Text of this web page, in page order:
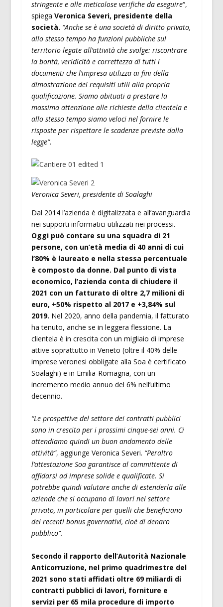
stringente e alle meticolose verifiche da eseguire“,
spiega Veronica Severi, presidente della
società. “Anche se è una società di diritto privato,
allo stesso tempo ha funzioni pubbliche sul
territorio legate all’attività che svolge: riscontrare
la bontà, veridicità e correttezza di tutti i
documenti che l’impresa utilizza ai fini della
dimostrazione dei requisiti utili alla propria
qualificazione. Siamo abituati a prestare la
massima attenzione alle richieste della clientela e
allo stesso tempo siamo veloci nel fornire le
risposte per rispettare le scadenze previste dalla
legge”.
Veronica Severi, presidente di Soalaghi
Dal 2014 l’azienda è digitalizzata e all’avanguardia
nei supporti informatici utilizzati nei processi.
Oggi può contare su una squadra di 21
persone, con un’età media di 40 anni di cui
l’80% è laureato e nella stessa percentuale
è composto da donne. Dal punto di vista
economico, l’azienda conta di chiudere il
2021 con un fatturato di oltre 2,7 milioni di
euro, +50% rispetto al 2017 e +3,84% sul
2019. Nel 2020, anno della pandemia, il fatturato
ha tenuto, anche se in leggera flessione. La
clientela è in crescita con un migliaio di imprese
attive soprattutto in Veneto (oltre il 40% delle
imprese veronesi obbligate alla Soa è certificato
Soalaghi) e in Emilia-Romagna, con un
incremento medio annuo del 6% nell’ultimo
decennio.
“Le prospettive del settore dei contratti pubblici
sono in crescita per i prossimi cinque-sei anni. Ci
attendiamo quindi un buon andamento delle
attività”, aggiunge Veronica Severi. “Peraltro
l’attestazione Soa garantisce al committente di
affidarsi ad imprese solide e qualificate. Si
potrebbe quindi valutare anche di estenderla alle
aziende che si occupano di lavori nel settore
privato, in particolare per quelli che beneficiano
dei recenti bonus governativi, cioè di denaro
pubblico”.
Secondo il rapporto dell’Autorità Nazionale
Anticorruzione, nel primo quadrimestre del
2021 sono stati affidati oltre 69 miliardi di
contratti pubblici di lavori, forniture e
servizi per 65 mila procedure di importo